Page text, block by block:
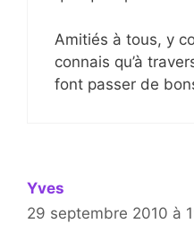
Amitiés à tous, y
connais qu’à
font passer de
Yves
29 septembre 2010 à